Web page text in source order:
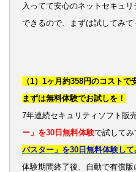
入ってて安心のネットセキュ
できるので、まずは試してみて
（1）1ヶ月約358円のコスト
まずは無料体験でお試しを！
7年連続セキュリティソフト販
ー」を30日無料体験で試して
バスター」を30日無料体験して
体験期間終了後、自動で有償